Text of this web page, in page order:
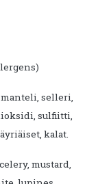
selleri,
sulfiitti,
kalat.
mustard,